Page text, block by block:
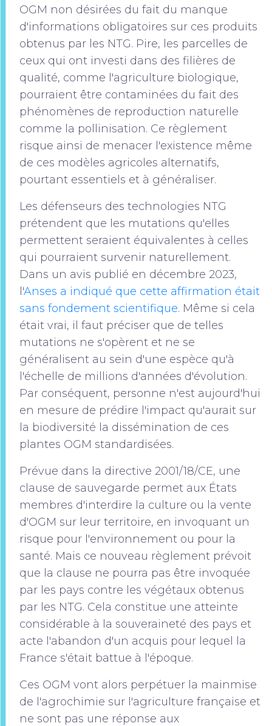
OGM non désirées du fait du manque
d'informations obligatoires sur ces produits
obtenus par les NTG. Pire, les parcelles de
ceux qui ont investi dans des filières de
qualité, comme l'agriculture biologique,
pourraient être contaminées du fait des
phénomènes de reproduction naturelle
comme la pollinisation. Ce règlement
risque ainsi de menacer l'existence même
de ces modèles agricoles alternatifs,
pourtant essentiels et à généraliser.
Les défenseurs des technologies NTG
prétendent que les mutations qu'elles
permettent seraient équivalentes à celles
qui pourraient survenir naturellement.
Dans un avis publié en décembre 2023,
l'Anses a indiqué que cette affirmation était
sans fondement scientifique. Même si cela
était vrai, il faut préciser que de telles
mutations ne s'opèrent et ne se
généralisent au sein d'une espèce qu'à
l'échelle de millions d'années d'évolution.
Par conséquent, personne n'est aujourd'hui
en mesure de prédire l'impact qu'aurait sur
la biodiversité la dissémination de ces
plantes OGM standardisées.
Prévue dans la directive 2001/18/CE, une
clause de sauvegarde permet aux États
membres d'interdire la culture ou la vente
d'OGM sur leur territoire, en invoquant un
risque pour l'environnement ou pour la
santé. Mais ce nouveau règlement prévoit
que la clause ne pourra pas être invoquée
par les pays contre les végétaux obtenus
par les NTG. Cela constitue une atteinte
considérable à la souveraineté des pays et
acte l'abandon d'un acquis pour lequel la
France s'était battue à l'époque.
Ces OGM vont alors perpétuer la mainmise
de l'agrochimie sur l'agriculture française et
ne sont pas une réponse aux